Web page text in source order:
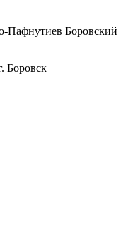
Пафнутиев Боровский
Боровск